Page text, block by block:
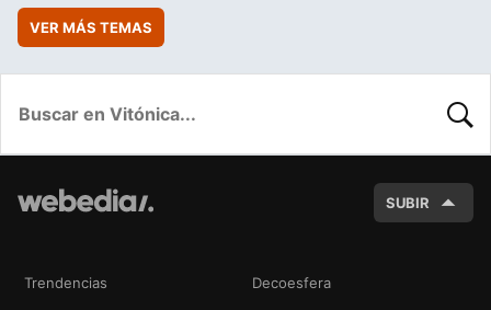
VER MÁS TEMAS
SUBIR
Trendencias Decoesfera